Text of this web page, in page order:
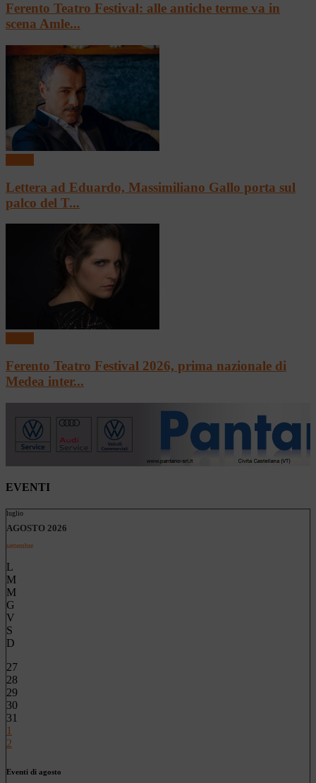
Ferento Teatro Festival: alle antiche terme va in
scena Amle...
Lettera ad Eduardo, Massimiliano Gallo porta sul
palco del T...
Ferento Teatro Festival 2026, prima nazionale di
Medea inter...
EVENTI
luglio
AGOSTO 2026
settembre
L
M
M
G
V
S
D
27
28
29
30
31
1
2
Eventi di agosto